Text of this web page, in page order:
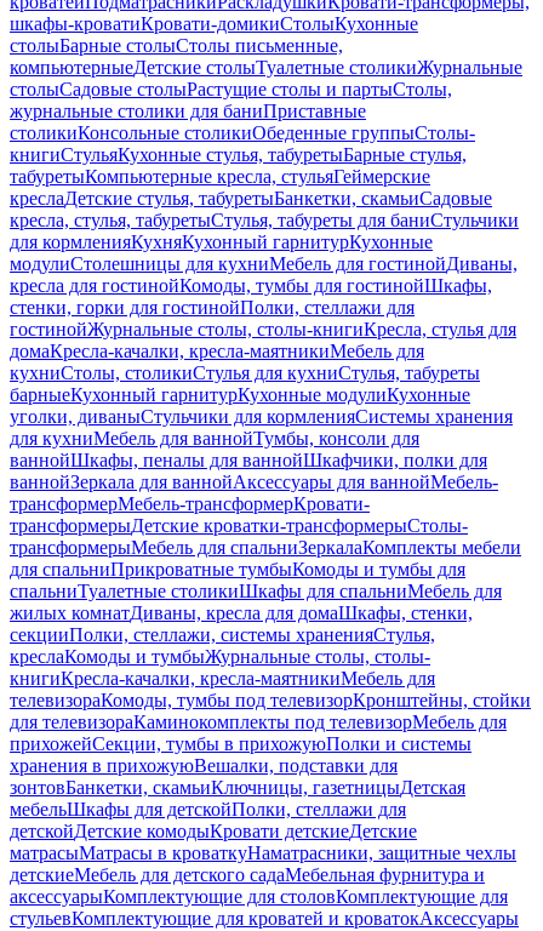
шкафы-кроватиКровати-домикиСтолыКухонные
столыБарные столыСтолы письменные,
компьютерныеДетские столыТуалетные столикиЖурнальные
столыСадовые столыРастущие столы и партыСтолы,
журнальные столики для баниПриставные
столикиКонсольные столикиОбеденные группыСтолы-
книгиСтульяКухонные стулья, табуретыБарные стулья,
табуретыКомпьютерные кресла, стульяГеймерские
креслаДетские стулья, табуретыБанкетки, скамьиСадовые
кресла, стулья, табуретыСтулья, табуреты для баниСтульчики
для кормленияКухняКухонный гарнитурКухонные
модулиСтолешницы для кухниМебель для гостинойДиваны,
кресла для гостинойКомоды, тумбы для гостинойШкафы,
стенки, горки для гостинойПолки, стеллажи для
гостинойЖурнальные столы, столы-книгиКресла, стулья для
домаКресла-качалки, кресла-маятникиМебель для
кухниСтолы, столикиСтулья для кухниСтулья, табуреты
барныеКухонный гарнитурКухонные модулиКухонные
уголки, диваныСтульчики для кормленияСистемы хранения
для кухниМебель для ваннойТумбы, консоли для
ваннойШкафы, пеналы для ваннойШкафчики, полки для
ваннойЗеркала для ваннойАксессуары для ваннойМебель-
трансформерМебель-трансформерКровати-
трансформерыДетские кроватки-трансформерыСтолы-
трансформерыМебель для спальниЗеркалаКомплекты мебели
для спальниПрикроватные тумбыКомоды и тумбы для
спальниТуалетные столикиШкафы для спальниМебель для
жилых комнатДиваны, кресла для домаШкафы, стенки,
секцииПолки, стеллажи, системы храненияСтулья,
креслаКомоды и тумбыЖурнальные столы, столы-
книгиКресла-качалки, кресла-маятникиМебель для
телевизораКомоды, тумбы под телевизорКронштейны, стойки
для телевизораКаминокомплекты под телевизорМебель для
прихожейСекции, тумбы в прихожуюПолки и системы
хранения в прихожуюВешалки, подставки для
зонтовБанкетки, скамьиКлючницы, газетницыДетская
мебельШкафы для детскойПолки, стеллажи для
детскойДетские комодыКровати детскиеДетские
матрасыМатрасы в кроваткуНаматрасники, защитные чехлы
детскиеМебель для детского садаМебельная фурнитура и
аксессуарыКомплектующие для столовКомплектующие для
стульевКомплектующие для кроватей и кроватокАксессуары